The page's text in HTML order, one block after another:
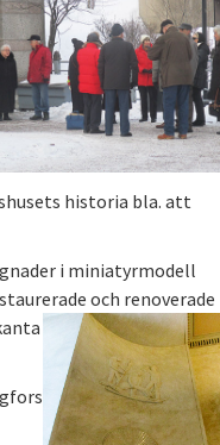
historia bla. att
i miniatyrmodell
och renoverade